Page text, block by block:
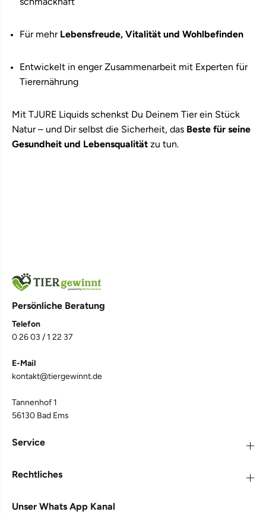
Für mehr Lebensfreude, Vitalität und Wohlbefinden
Entwickelt in enger Zusammenarbeit mit Experten für
Tierernährung
Mit TJURE Liquids schenkst Du Deinem Tier ein Stück
Natur – und Dir selbst die Sicherheit, das Beste für seine
Gesundheit und Lebensqualität zu tun.
Persönliche Beratung
Telefon
0 26 03 / 1 22 37
E-Mail
kontakt@tiergewinnt.de
Tannenhof 1
56130 Bad Ems
Service
Rechtliches
Unser Whats App Kanal
TJURE - Ulmenrinde Liquid 250 ml - 1000ml | Naturkraft
für ein gutes Bauchgefühl 1000 ml
und Darm, i sehr oft Sodbrennen, mit allen
probiert,so viele Medikamente vom
Versuch mit der zweiten Hündin-Akzeptanz